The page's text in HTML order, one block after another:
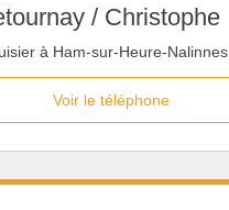
/ Christophe
à Ham-sur-Heure-Nalinnes
Voir le téléphone